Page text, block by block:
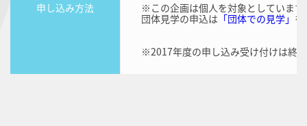
申し込み方法
※この企画は個人を対象としています
団体見学の申込は 「団体での見学」
※2017年度の申し込み受け付けは終